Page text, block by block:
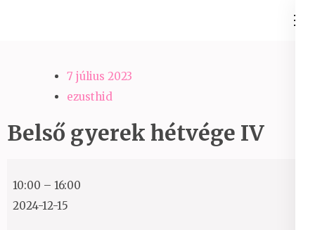
7 július 2023
ezusthid
Belső gyerek hétvége IV
gyerek
hétvége
10:00 – 16:00
2024-12-15